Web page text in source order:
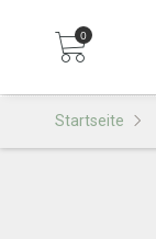
0
Startseite